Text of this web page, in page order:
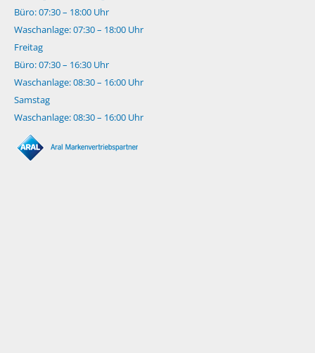
Büro: 07:30 – 18:00 Uhr
Waschanlage: 07:30 – 18:00 Uhr
Freitag
Büro: 07:30 – 16:30 Uhr
Waschanlage: 08:30 – 16:00 Uhr
Samstag
Waschanlage: 08:30 – 16:00 Uhr